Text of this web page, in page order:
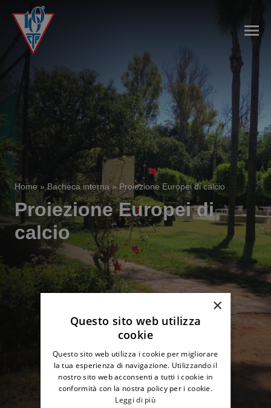
Home»Bacheca interna»Proiezione Europei di calcio
Proiezione Europei di
calcio
×
Questo sito web utilizza
cookie
Questo sito web utilizza i cookie per migliorare
la tua esperienza di navigazione. Utilizzando il
nostro sito web acconsenti a tutti i cookie in
conformità con la nostra policy per i cookie.
Leggi di più